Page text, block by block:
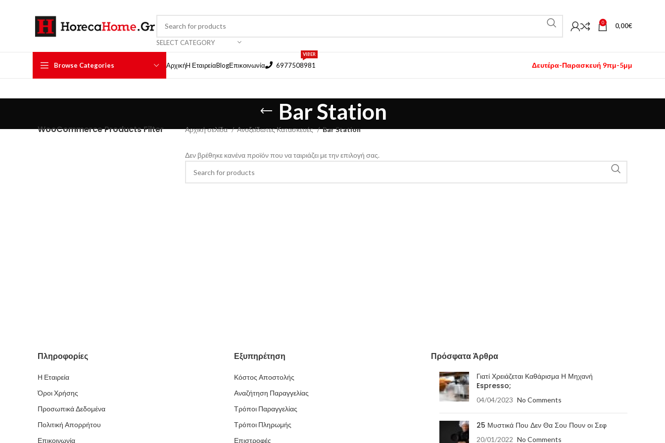
SELECT CATEGORY
0 0,00€
Browse Categories ΑρχικήH ΕταιρείαBlogΕπικοινωνία 6977508981
VIBER
Δευτέρα-Παρασκευή 9πμ-5μμ
Bar Station
WooCommerce Products Filter Αρχική σελίδα Ανοξείδωτες Κατασκευές Bar Station
Δεν βρέθηκε κανένα προϊόν που να ταιριάζει με την επιλογή σας.
Πληροφορίες
Η Εταιρεία
Όροι Χρήσης
Προσωπικά Δεδομένα
Πολιτική Απορρήτου
Επικοινωνία
Εξυπηρέτηση
Κόστος Αποστολής
Αναζήτηση Παραγγελίας
Τρόποι Παραγγελίας
Τρόποι Πληρωμής
Επιστροφές
Πρόσφατα Άρθρα
Γιατί Χρειάζεται Καθάρισμα Η Μηχανή
Espresso;
04/04/2023 No Comments
25 Μυστικά Που Δεν Θα Σου Πουν οι Σεφ
20/01/2022 No Comments